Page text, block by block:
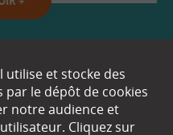
utilise et stocke des
le dépôt de cookies
notre audience et
Cliquez sur